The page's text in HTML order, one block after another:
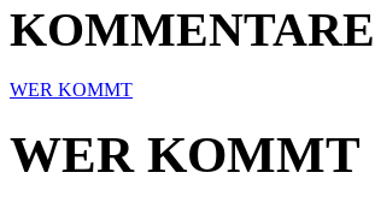
KOMMENTARE
WER KOMMT
WER KOMMT